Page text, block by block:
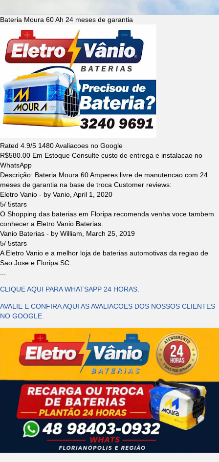
Bateria Moura 60 Ah 24 meses de garantia
Rated 4.9/5 1480Avaliacoes no Google
R$580.00 Em Estoque Consulte custo de entrega e instalacao no
WhatsApp
Descrição: Bateria Moura 60 Amperes livre de manutencao com 24
meses de garantia na base de troca Customer reviews:
Eletro Vanio - by Vanio April 1, 2020
5/ 5stars
O Shopping das baterias em Floripa recomenda venha voce tambem
conhecer a Eletro Vanio Baterias.
Vanio Baterias - by William
March 25, 2019
5/ 5stars
A Eletro Vanio e a melhor loja de baterias automotivas da regiao de
Sao Jose e Floripa SC.
CLIQUE AQUI PARA WHATSAPP 24 HORAS.
AVALIE E CONFIRA AQUI AS AVALIACOES DOS NOSSOS CLIENTES
NO GOOGLE.